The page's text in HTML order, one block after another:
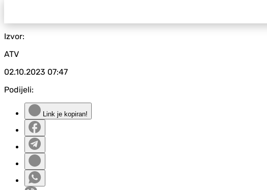
Izvor:
ATV
02.10.2023 07:47
Podijeli:
Link je kopiran!